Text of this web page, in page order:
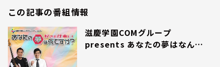
この記事の番組情報
滋慶学園COMグループ
presents あなたの夢はなんで